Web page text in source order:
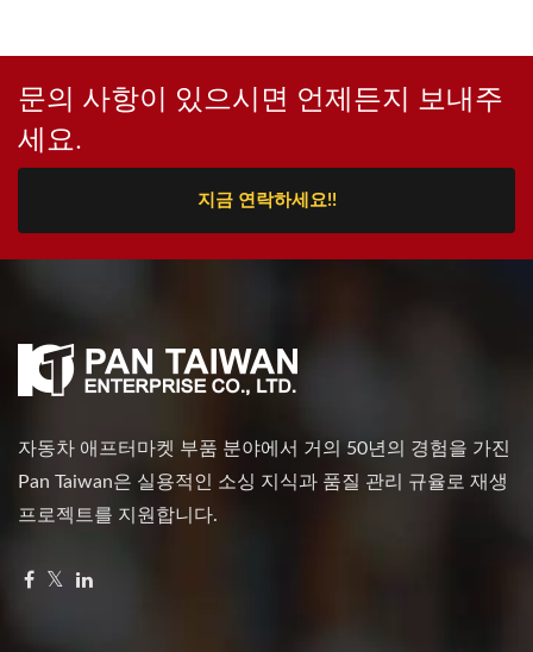
문의 사항이 있으시면 언제든지 보내주
세요.
지금 연락하세요!!
자동차 애프터마켓 부품 분야에서 거의 50년의 경험을 가진
Pan Taiwan은 실용적인 소싱 지식과 품질 관리 규율로 재생
프로젝트를 지원합니다.